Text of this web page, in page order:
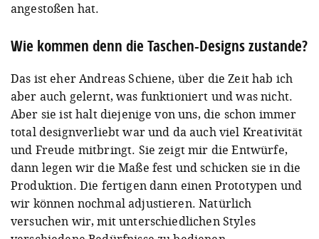
angestoßen hat.
Wie kommen denn die Taschen-Designs zustande?
Das ist eher Andreas Schiene, über die Zeit hab ich
aber auch gelernt, was funktioniert und was nicht.
Aber sie ist halt diejenige von uns, die schon immer
total designverliebt war und da auch viel Kreativität
und Freude mitbringt. Sie zeigt mir die Entwürfe,
dann legen wir die Maße fest und schicken sie in die
Produktion. Die fertigen dann einen Prototypen und
wir können nochmal adjustieren. Natürlich
versuchen wir, mit unterschiedlichen Styles